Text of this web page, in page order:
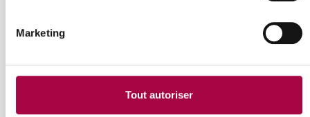
Marketing
Tout autoriser
mécaniques d'ensembles mécaniques,
Épreuve